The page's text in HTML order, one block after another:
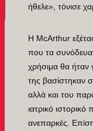
ήθελε», τόνισε
Η McArthur
που τα
χρήσιμα θα ήταν
της βασίστηκαν
αλλά και του
ιατρικό
ανεπαρκές.